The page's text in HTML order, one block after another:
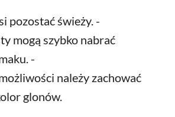
pozostać świeży. -
mogą szybko nabrać
-
należy zachować
glonów.